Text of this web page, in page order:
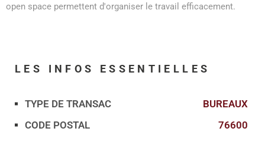
open space permettent d'organiser le travail efficacement.
LES INFOS ESSENTIELLES
Caractérisque Valeurs
TYPE DE TRANSAC
BUREAUX
CODE POSTAL
76600